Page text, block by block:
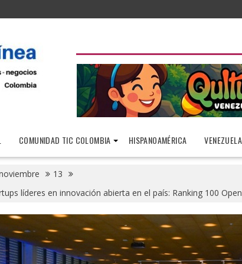
COMUNIDAD TIC COLOMBIA HISPANOAMÉRICA VENEZUELA
13
líderes en innovación abierta en el país: Ranking 100